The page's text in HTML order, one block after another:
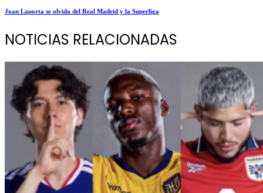
Joan Laporta se olvida del Real Madrid y la Superliga
NOTICIAS RELACIONADAS